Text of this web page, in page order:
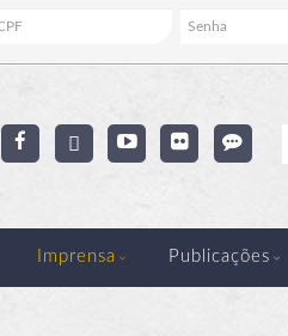
Imprensa Publicações